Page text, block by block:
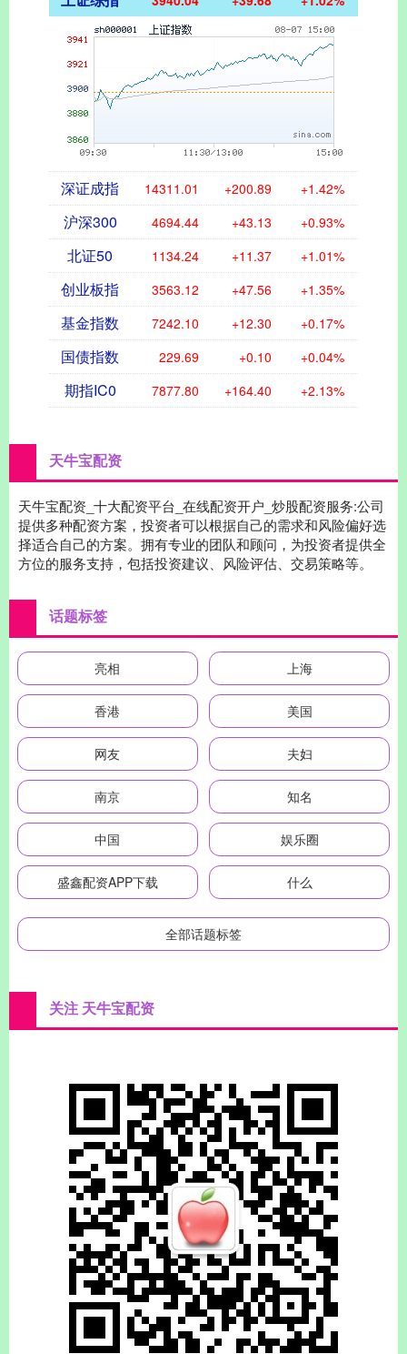
深证成指 14311.01 +200.89 +1.42%
沪深300 4694.44 +43.13 +0.93%
北证50 1134.24 +11.37 +1.01%
创业板指 3563.12 +47.56 +1.35%
基金指数 7242.10 +12.30 +0.17%
国债指数 229.69 +0.10 +0.04%
期指IC0 7877.80 +164.40 +2.13%
天牛宝配资
天牛宝配资_十大配资平台_在线配资开户_炒股配资服务:公司
提供多种配资方案，投资者可以根据自己的需求和风险偏好选
择适合自己的方案。拥有专业的团队和顾问，为投资者提供全
方位的服务支持，包括投资建议、风险评估、交易策略等。
话题标签
亮相 上海
香港 美国
网友 夫妇
南京 知名
中国 娱乐圈
盛鑫配资APP下载 什么
全部话题标签
关注 天牛宝配资